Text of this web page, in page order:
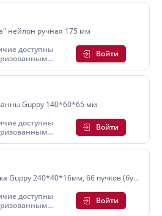
нейлон ручная 175 мм
доступны
Войти
Guppy 140*60*65 мм
доступны
Войти
Guppy 240*40*16мм, 66 пучков (бук,
доступны
Войти